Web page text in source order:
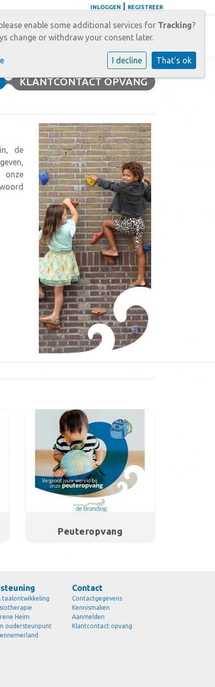
INLOGGEN REGISTREER
Carrièrekansen
KLANTCONTACT OPVANG
de
Peuteropvang
taalontwikkeling
Heim
oudersteunpunt
Contact
Contactgegevens
Kennismaken
Aanmelden
Klantcontact opvang
enable some additional services for Tracking?
change or withdraw your consent later.
I decline That's ok